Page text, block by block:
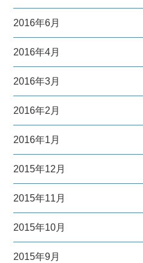
2016年6月
2016年4月
2016年3月
2016年2月
2016年1月
2015年12月
2015年11月
2015年10月
2015年9月